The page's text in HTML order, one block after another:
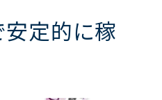
安定的に稼